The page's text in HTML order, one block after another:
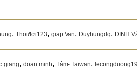
, Thoiđơi123, giap Van, Duyhungdq, ĐINH
giang, doan minh, Tâm- Taiwan,